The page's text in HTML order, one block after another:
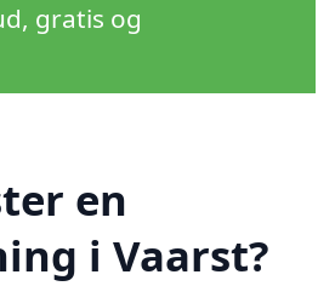
gratis og
en
i Vaarst?